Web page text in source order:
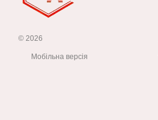
© 2026
Мобільна версія